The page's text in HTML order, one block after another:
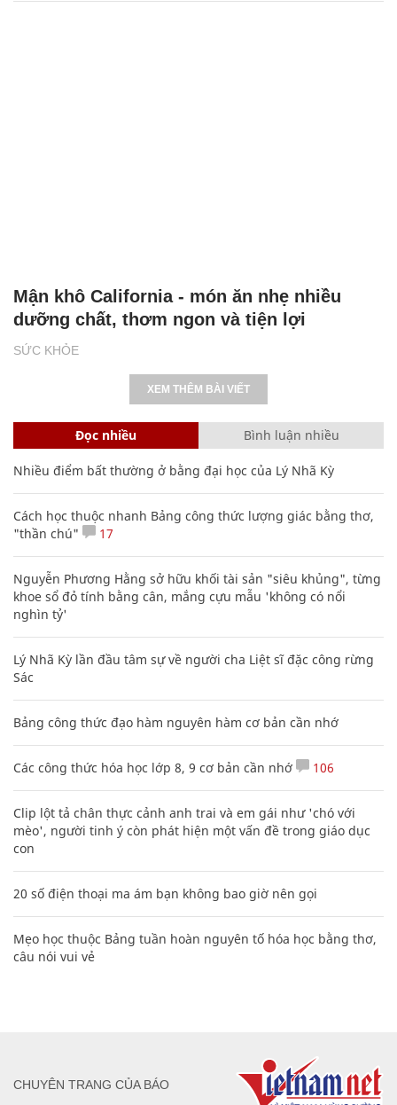
SỨC KHỎE
Mận khô California - món ăn nhẹ nhiều
dưỡng chất, thơm ngon và tiện lợi
XEM THÊM BÀI VIẾT
Đọc nhiều Bình luận nhiều
Nhiều điểm bất thường ở bằng đại học của Lý Nhã Kỳ
Cách học thuộc nhanh Bảng công thức lượng giác bằng thơ,
"thần chú"
17
Nguyễn Phương Hằng sở hữu khối tài sản "siêu khủng", từng
khoe sổ đỏ tính bằng cân, mắng cựu mẫu 'không có nổi
nghìn tỷ'
Lý Nhã Kỳ lần đầu tâm sự về người cha Liệt sĩ đặc công rừng
Sác
Bảng công thức đạo hàm nguyên hàm cơ bản cần nhớ
Các công thức hóa học lớp 8, 9 cơ bản cần nhớ 106
Clip lột tả chân thực cảnh anh trai và em gái như 'chó với
mèo', người tinh ý còn phát hiện một vấn đề trong giáo dục
con
20 số điện thoại ma ám bạn không bao giờ nên gọi
Mẹo học thuộc Bảng tuần hoàn nguyên tố hóa học bằng thơ,
câu nói vui vẻ
CHUYÊN TRANG CỦA BÁO